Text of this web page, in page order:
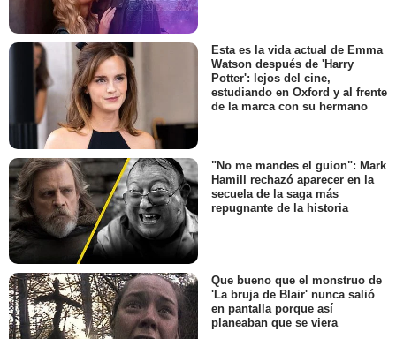
Esta es la vida actual de Emma
Watson después de 'Harry
Potter': lejos del cine,
estudiando en Oxford y al frente
de la marca con su hermano
"No me mandes el guion": Mark
Hamill rechazó aparecer en la
secuela de la saga más
repugnante de la historia
Que bueno que el monstruo de
'La bruja de Blair' nunca salió
en pantalla porque así
planeaban que se viera